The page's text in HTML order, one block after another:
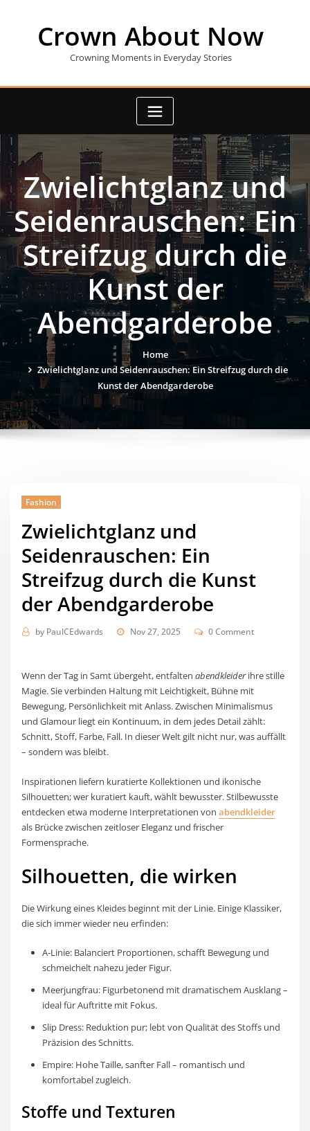
Crown About Now
Crowning Moments in Everyday Stories
Zwielichtglanz und
Seidenrauschen: Ein
Streifzug durch die
Kunst der
Abendgarderobe
Home
Zwielichtglanz und Seidenrauschen: Ein Streifzug durch die
Kunst der Abendgarderobe
Fashion
Zwielichtglanz und
Seidenrauschen: Ein
Streifzug durch die Kunst
der Abendgarderobe
by PaulCEdwards Nov 27, 2025 0 Comment
Wenn der Tag in Samt übergeht, entfaltenabendkleiderihre stille
Magie. Sie verbinden Haltung mit Leichtigkeit, Bühne mit
Bewegung, Persönlichkeit mit Anlass. Zwischen Minimalismus
und Glamour liegt ein Kontinuum, in dem jedes Detail zählt:
Schnitt, Stoff, Farbe, Fall. In dieser Welt gilt nicht nur, was auffällt
– sondern was bleibt.
Inspirationen liefern kuratierte Kollektionen und ikonische
Silhouetten; wer kuratiert kauft, wählt bewusster. Stilbewusste
entdecken etwa moderne Interpretationen vonabendkleider
als Brücke zwischen zeitloser Eleganz und frischer
Formensprache.
Silhouetten, die wirken
Die Wirkung eines Kleides beginnt mit der Linie. Einige Klassiker,
die sich immer wieder neu erfinden:
A-Linie: Balanciert Proportionen, schafft Bewegung und
schmeichelt nahezu jeder Figur.
Meerjungfrau: Figurbetonend mit dramatischem Ausklang –
ideal für Auftritte mit Fokus.
Slip Dress: Reduktion pur; lebt von Qualität des Stoffs und
Präzision des Schnitts.
Empire: Hohe Taille, sanfter Fall – romantisch und
komfortabel zugleich.
Stoffe und Texturen